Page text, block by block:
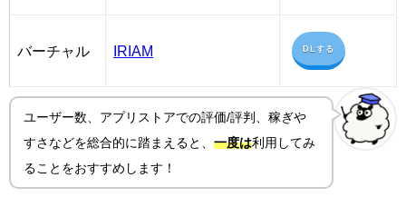
バーチャル IRIAM DLする
ユーザー数、アプリストアでの評価/評判、稼ぎや
すさ などを総合的に踏まえると、一度は利用してみ
ることをおすすめします！